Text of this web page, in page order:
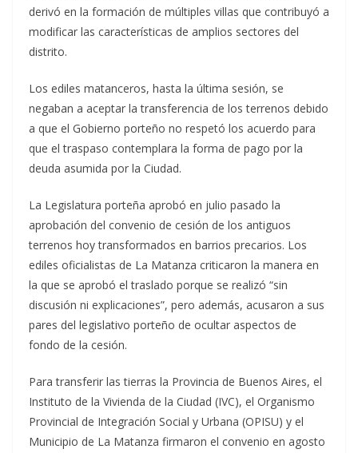
derivó en la formación de múltiples villas que contribuyó a
modificar las características de amplios sectores del
distrito.
Los ediles matanceros, hasta la última sesión, se
negaban a aceptar la transferencia de los terrenos debido
a que el Gobierno porteño no respetó los acuerdo para
que el traspaso contemplara la forma de pago por la
deuda asumida por la Ciudad.
La Legislatura porteña aprobó en julio pasado la
aprobación del convenio de cesión de los antiguos
terrenos hoy transformados en barrios precarios. Los
ediles oficialistas de La Matanza criticaron la manera en
la que se aprobó el traslado porque se realizó “sin
discusión ni explicaciones”, pero además, acusaron a sus
pares del legislativo porteño de ocultar aspectos de
fondo de la cesión.
Para transferir las tierras la Provincia de Buenos Aires, el
Instituto de la Vivienda de la Ciudad (IVC), el Organismo
Provincial de Integración Social y Urbana (OPISU) y el
Municipio de La Matanza firmaron el convenio en agosto